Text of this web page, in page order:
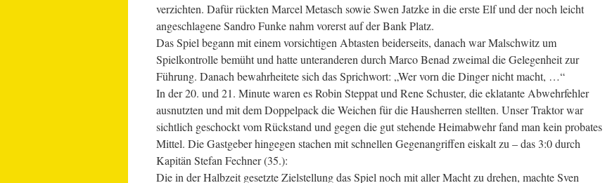
verzichten. Dafür rückten Marcel Metasch sowie Swen Jatzke in die erste Elf und der noch leicht
angeschlagene Sandro Funke nahm vorerst auf der Bank Platz.
Das Spiel begann mit einem vorsichtigen Abtasten beiderseits, danach war Malschwitz um
Spielkontrolle bemüht und hatte unteranderen durch Marco Benad zweimal die Gelegenheit zur
Führung. Danach bewahrheitete sich das Sprichwort: „Wer vorn die Dinger nicht macht, …“
In der 20. und 21. Minute waren es Robin Steppat und Rene Schuster, die eklatante Abwehrfehler
ausnutzten und mit dem Doppelpack die Weichen für die Hausherren stellten. Unser Traktor war
sichtlich geschockt vom Rückstand und gegen die gut stehende Heimabwehr fand man kein probates
Mittel. Die Gastgeber hingegen stachen mit schnellen Gegenangriffen eiskalt zu – das 3:0 durch
Kapitän Stefan Fechner (35.):
Die in der Halbzeit gesetzte Zielstellung das Spiel noch mit aller Macht zu drehen, machte Sven